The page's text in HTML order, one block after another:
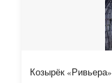
Козырёк «Ривьера»